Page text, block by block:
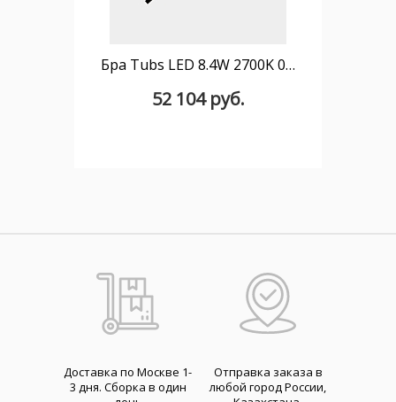
Бра Tubs LED 8.4W 2700K 0-10V Черный 506lm
52 104 руб.
Доставка по Москве 1-
3 дня. Cборка в один
Отправка заказа в
любой город России,